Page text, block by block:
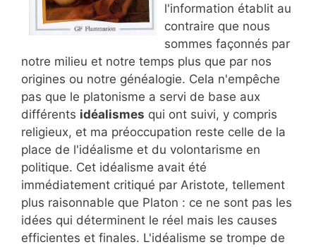
l'information établit au
contraire que nous
sommes façonnés par
notre milieu et notre temps plus que par nos
origines ou notre généalogie. Cela n'empêche
pas que le platonisme a servi de base aux
différents idéalismes qui ont suivi, y compris
religieux, et ma préoccupation reste celle de la
place de l'idéalisme et du volontarisme en
politique. Cet idéalisme avait été
immédiatement critiqué par Aristote, tellement
plus raisonnable que Platon : ce ne sont pas les
idées qui déterminent le réel mais les causes
efficientes et finales. L'idéalisme se trompe de